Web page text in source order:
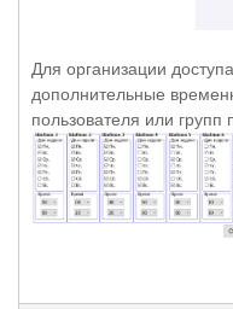
Для организации
дополнительные
пользователя или групп